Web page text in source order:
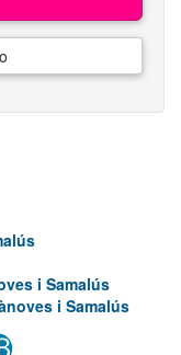
i Samalús
i Samalús